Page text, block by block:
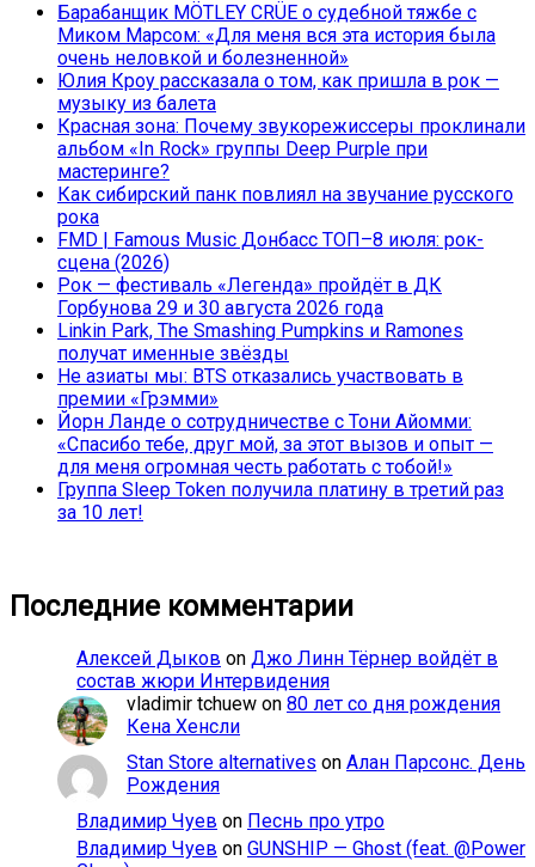
Барабанщик MÖTLEY CRÜE о судебной тяжбе с
Миком Марсом: «Для меня вся эта история была
очень неловкой и болезненной»
Юлия Кроу рассказала о том, как пришла в рок —
музыку из балета
Красная зона: Почему звукорежиссеры проклинали
альбом «In Rock» группы Deep Purple при
мастеринге?
Как сибирский панк повлиял на звучание русского
рока
FMD | Famous Music Донбасс ТОП–8 июля: рок-
сцена (2026)
Рок — фестиваль «Легенда» пройдёт в ДК
Горбунова 29 и 30 августа 2026 года
Linkin Park, The Smashing Pumpkins и Ramones
получат именные звёзды
Не азиаты мы: BTS отказались участвовать в
премии «Грэмми»
Йорн Ланде о сотрудничестве с Тони Айомми:
«Спасибо тебе, друг мой, за этот вызов и опыт —
для меня огромная честь работать с тобой!»
Группа Sleep Token получила платину в третий раз
за 10 лет!
Последние комментарии
Алексей Дыков on Джо Линн Тёрнер войдёт в
состав жюри Интервидения
vladimir tchuew on 80 лет со дня рождения
Кена Хенсли
Stan Store alternatives on Алан Парсонс. День
Рождения
Владимир Чуев on Песнь про утро
Владимир Чуев on GUNSHIP — Ghost (feat. @Power